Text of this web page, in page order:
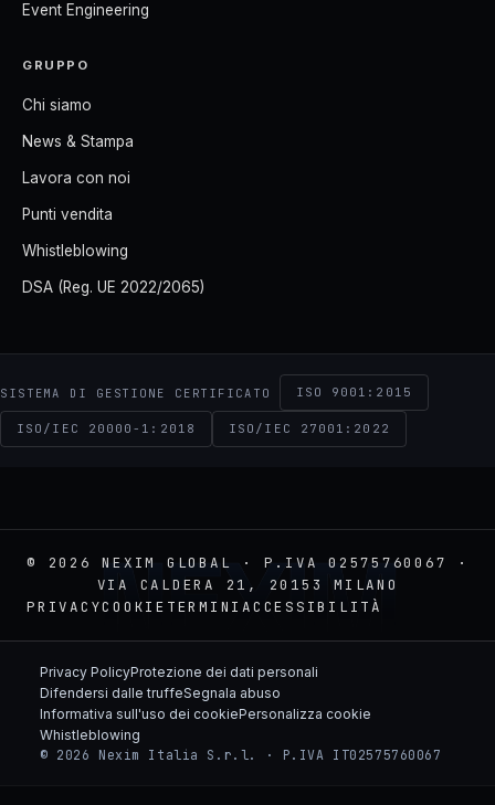
Event Engineering
GRUPPO
Chi siamo
News & Stampa
Lavora con noi
Punti vendita
Whistleblowing
DSA (Reg. UE 2022/2065)
SISTEMA DI GESTIONE CERTIFICATO ISO 9001:2015
ISO/IEC 20000-1:2018 ISO/IEC 27001:2022
© 2026 NEXIM GLOBAL · P.IVA 02575760067 ·
VIA CALDERA 21, 20153 MILANO
PRIVACYCOOKIE TERMINI ACCESSIBILITÀ
NEXIM
Privacy PolicyProtezione dei dati personali
Difendersi dalle truffeSegnala abuso
Informativa sull'uso dei cookiePersonalizza cookie
Whistleblowing
© 2026 Nexim Italia S.r.l. · P.IVA IT02575760067